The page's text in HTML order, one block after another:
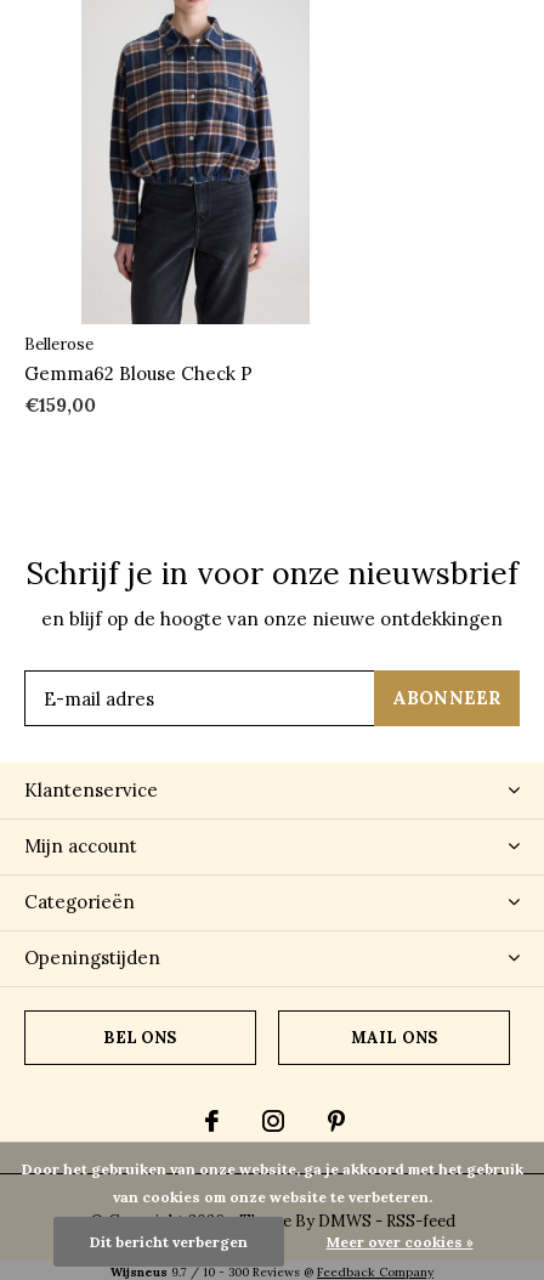
Bellerose
Gemma62 Blouse Check P
€159,00
Schrijf je in voor onze nieuwsbrief
en blijf op de hoogte van onze nieuwe ontdekkingen
ABONNEER
Klantenservice
Mijn account
Categorieën
Openingstijden
BEL ONS MAIL ONS
© Copyright2026- Theme By DMWS - RSS-feed
Wijsneus 9.7 / 10 - 300 Reviews @ Feedback Company
Door het gebruiken van onze website, ga je akkoord met het gebruik
van cookies om onze website te verbeteren.
Dit bericht verbergen Meer over cookies »